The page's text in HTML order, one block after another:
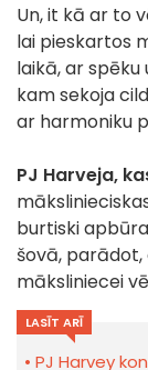
Un, it kā ar to
lai pieskartos
laikā, ar
kam sekoja
ar harmoniku
PJ Harveja,
burtiski
šovā, parādot,
māksliniecei
LASĪT ARĪ
PJ Harvey